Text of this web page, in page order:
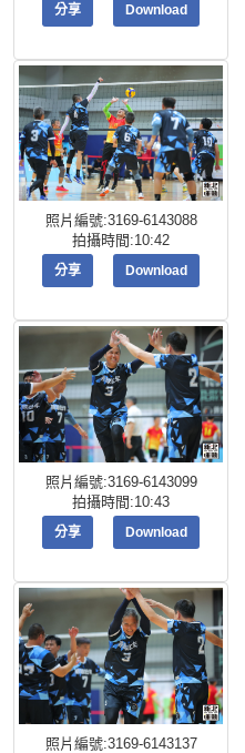
分享 Download
照片編號:3169-6143088
拍攝時間:10:42
分享 Download
照片編號:3169-6143099
拍攝時間:10:43
分享 Download
照片編號:3169-6143137